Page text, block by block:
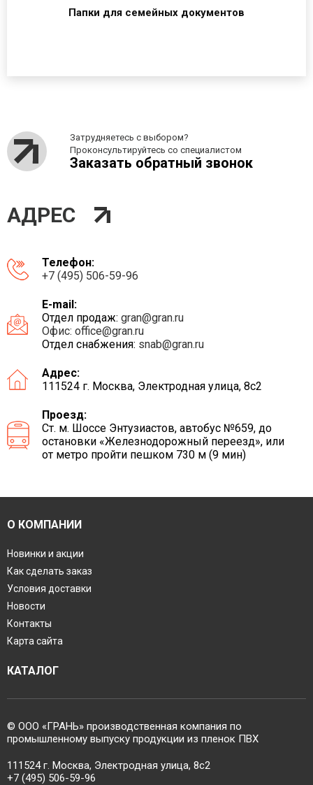
Папки для семейных документов
Затрудняетесь с выбором?
Проконсультируйтесь со специалистом
Заказать обратный звонок
АДРЕС
Телефон:
+7 (495) 506-59-96
E-mail:
Отдел продаж: gran@gran.ru
Офис: office@gran.ru
Отдел снабжения: snab@gran.ru
Адрес:
111524 г. Москва, Электродная улица, 8с2
Проезд:
Ст. м. Шоссе Энтузиастов, автобус №659, до
остановки «Железнодорожный переезд», или
от метро пройти пешком 730 м (9 мин)
О КОМПАНИИ
Новинки и акции
Как сделать заказ
Условия доставки
Новости
Контакты
Карта сайта
КАТАЛОГ
© ООО «ГРАНЬ» производственная компания по
промышленному выпуску продукции из пленок ПВХ
111524 г. Москва, Электродная улица, 8с2
+7 (495) 506-59-96